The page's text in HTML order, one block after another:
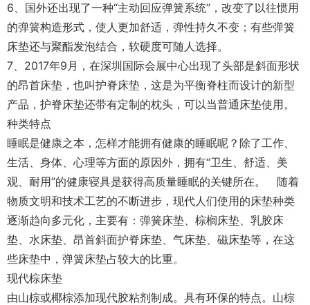
6、国外还出现了一种“主动回应弹簧系统”，改变了以往惯用
的弹簧构造形式，使人更加舒适，弹性持久不变；有些弹簧
床垫还与聚酯发泡结合，软硬度可随人选择。
7、2017年9月，在深圳国际会展中心出现了头部是斜面形状
的昂首床垫，也叫护脊床垫，这是为平衡脊柱而设计的新型
产品，护脊床垫还带有定制的枕头，可以当普通床垫使用。
种类特点
睡眠是健康之本，怎样才能拥有健康的睡眠呢？除了工作、
生活、身体、心理等方面的原因外，拥有“卫生、舒适、美
观、耐用”的健康寝具是获得高质量睡眠的关键所在。 随着
物质文明和技术工艺的不断进步，现代人们使用的床垫种类
逐渐趋向多元化，主要有：弹簧床垫、棕榈床垫、乳胶床
垫、水床垫、昂首斜面护脊床垫、气床垫、磁床垫等，在这
些床垫中，弹簧床垫占较大的比重。
现代棕床垫
由山棕或椰棕添加现代胶粘剂制成。具有环保的特点。山棕